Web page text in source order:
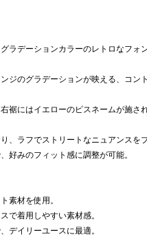
ラデーションカラーのレトロなフォ
ジのグラデーションが映える、コン
裾にはイエローのピスネームが施さ
、ラフでストリートなニュアンスをプ
好みのフィット感に調整が可能。
素材を使用。
で着用しやすい素材感。
デイリーユースに最適。